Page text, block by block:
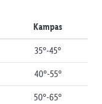
Kampas
35°-45°
40°-55°
50°-65°